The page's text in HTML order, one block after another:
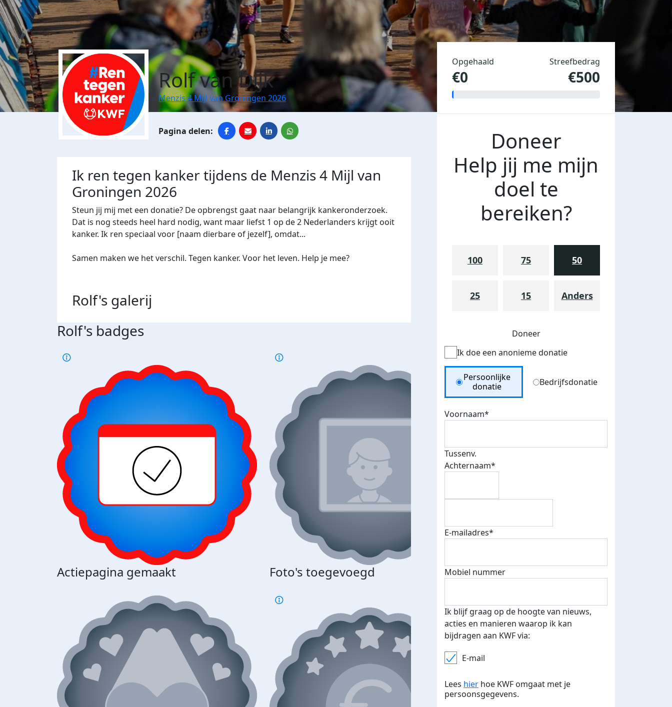
Rolf van Dijk
Menzis 4 Mijl van Groningen 2026
Ik ren tegen kanker tijdens de Menzis 4 Mijl van
Groningen 2026
Steun jij mij met een donatie? De opbrengst gaat naar belangrijk kankeronderzoek.
Dat is nog steeds heel hard nodig, want maar liefst 1 op de 2 Nederlanders krijgt ooit
kanker. Ik ren speciaal voor [naam dierbare of jezelf], omdat...
Samen maken we het verschil. Tegen kanker. Voor het leven. Help je mee?
Rolf's galerij
Rolf's badges
Actiepagina gemaakt Foto's toegevoegd E-mails verstuurd
je je speciale KWF t-shirt!
Opgehaald
€0
Streefbedrag
€500
Doneer
Help jij me mijn
doel te
bereiken?
100 75 50
25 15 Anders
Doneer
Ik doe een anonieme donatie
Donation Type
Persoonlijke
donatie
Bedrijfsdonatie
Voornaam*
Tussenv.
Achternaam*
E-mailadres*
Mobiel nummer
Ik blijf graag op de hoogte van nieuws,
acties en manieren waarop ik kan
bijdragen aan KWF via:
E-mail
Lees hier hoe KWF omgaat met je
persoonsgegevens.